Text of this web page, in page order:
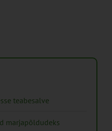
teabesalve
marjapõldudeks